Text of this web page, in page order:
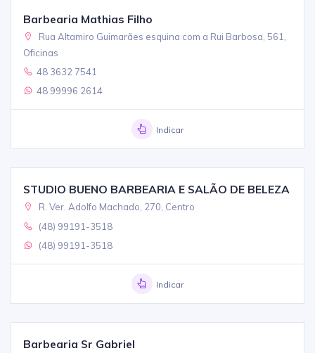
Barbearia Mathias Filho
Rua Altamiro Guimarães esquina com a Rui Barbosa, 561,
Oficinas
48 3632 7541
48 99996 2614
Indicar
STUDIO BUENO BARBEARIA E SALÃO DE BELEZA
R. Ver. Adolfo Machado, 270, Centro
(48) 99191-3518
(48) 99191-3518
Indicar
Barbearia Sr Gabriel